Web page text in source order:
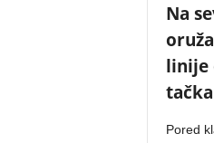
Na
linije
Pored